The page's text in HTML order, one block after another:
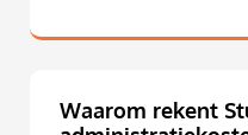
Waarom rekent